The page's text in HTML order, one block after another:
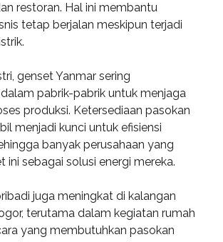
restoran. Hal ini membantu
tetap berjalan meskipun terjadi
genset Yanmar sering
pabrik-pabrik untuk menjaga
produksi. Ketersediaan pasokan
menjadi kunci untuk efisiensi
banyak perusahaan yang
ini sebagai solusi energi mereka.
juga meningkat di kalangan
terutama dalam kegiatan rumah
yang membutuhkan pasokan